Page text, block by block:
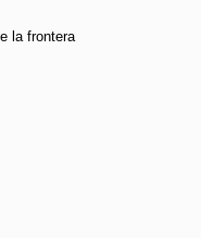
la frontera